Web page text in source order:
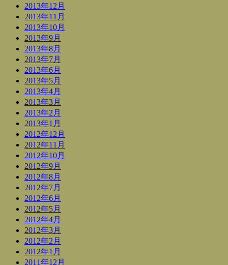
2013年12月
2013年11月
2013年10月
2013年9月
2013年8月
2013年7月
2013年6月
2013年5月
2013年4月
2013年3月
2013年2月
2013年1月
2012年12月
2012年11月
2012年10月
2012年9月
2012年8月
2012年7月
2012年6月
2012年5月
2012年4月
2012年3月
2012年2月
2012年1月
2011年12月